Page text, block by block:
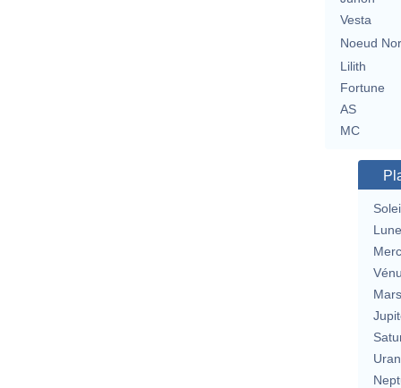
Vesta
Noeud
Lilith
Fortune
AS
MC
Lune
Mars